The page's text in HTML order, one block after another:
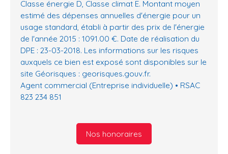
Classe énergie D, Classe climat E. Montant moyen
estimé des dépenses annuelles d'énergie pour un
usage standard, établi à partir des prix de l'énergie
de l'année 2015 : 1091.00 €. Date de réalisation du
DPE : 23-03-2018. Les informations sur les risques
auxquels ce bien est exposé sont disponibles sur le
site Géorisques : georisques.gouv.fr.
Agent commercial (Entreprise individuelle) • RSAC
823 234 851
Nos honoraires